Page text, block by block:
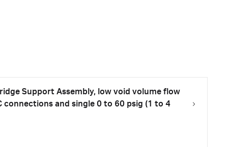
Support Assembly, low void volume flow
connections and single 0 to 60 psig (1 to 4